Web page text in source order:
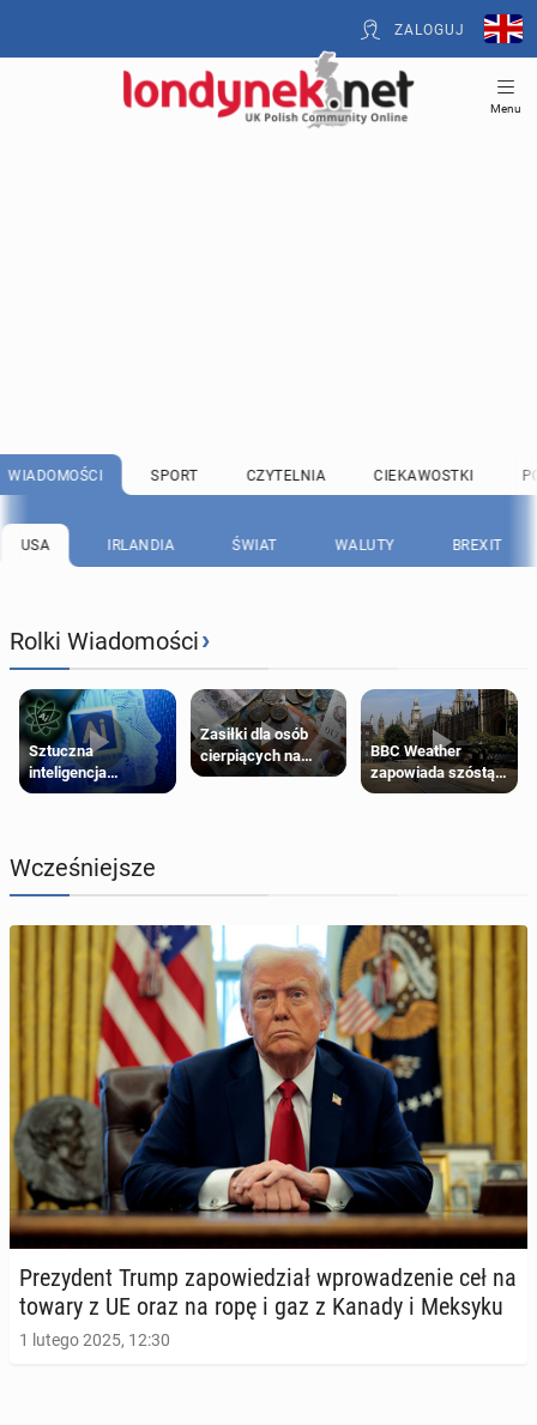
ZALOGUJ
Menu
WIADOMOŚCI SPORT CZYTELNIA CIEKAWOSTKI
USA IRLANDIA ŚWIAT WALUTY BREXIT
Rolki Wiadomości›
Sztuczna
inteligencja
próbowała oszukać
Zasiłki dla osób
cierpiących na
schorzenia
BBC Weather
zapowiada szóstą
falę upałów w
Wcześniejsze
Pre­zy­dent Trump za­po­wie­dział wpro­wa­dze­nie ceł na
towary z UE oraz na ropę i gaz z Kanady i Meksyku
1 lutego 2025, 12:30